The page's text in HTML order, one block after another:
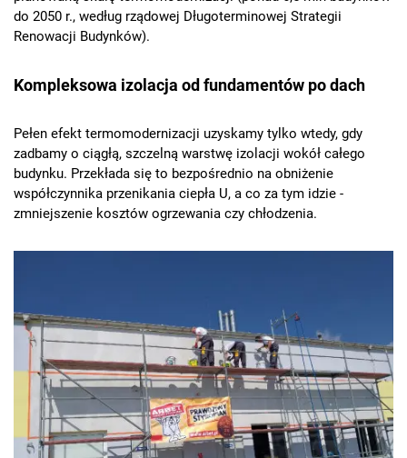
do 2050 r., według rządowej Długoterminowej Strategii
Renowacji Budynków).
Kompleksowa izolacja od fundamentów po dach
Pełen efekt termomodernizacji uzyskamy tylko wtedy, gdy
zadbamy o ciągłą, szczelną warstwę izolacji wokół całego
budynku. Przekłada się to bezpośrednio na obniżenie
współczynnika przenikania ciepła U, a co za tym idzie -
zmniejszenie kosztów ogrzewania czy chłodzenia.